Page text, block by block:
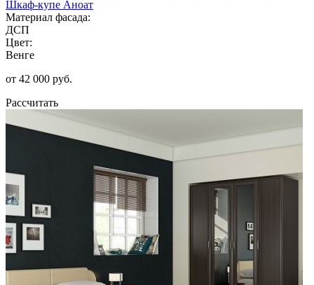
Шкаф-купе Аноат
Материал фасада:
ДСП
Цвет:
Венге
от 42 000 руб.
Рассчитать